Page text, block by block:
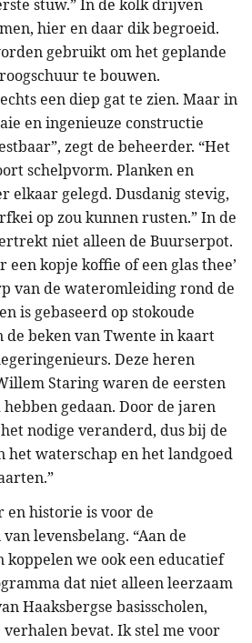
stuw.” In de kolk drijven
hier en daar dik begroeid.
gebruikt om het geplande
te bouwen.
een diep gat te zien. Maar in
en ingenieuze constructie
zegt de beheerder. “Het
schelpvorm. Planken en
elkaar gelegd. Dusdanig stevig,
op zou kunnen rusten.” In de
niet alleen de Buurserpot.
een kopje koffie of een glas thee’
van de wateromleiding rond de
is gebaseerd op stokoude
de beken van Twente in kaart
Deze heren
Staring waren de eersten
gedaan. Door de jaren
nodige veranderd, dus bij de
het waterschap en het landgoed
en historie is voor de
levensbelang. “Aan de
koppelen we ook een educatief
dat niet alleen leerzaam
Haaksbergse basisscholen,
bevat. Ik stel me voor